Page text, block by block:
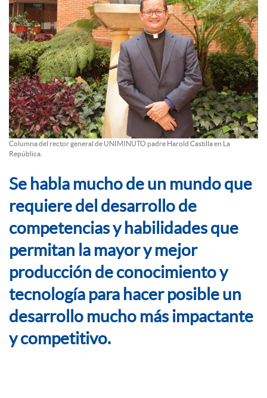
Columna del rector general de UNIMINUTO padre Harold Castilla en La
República.
Se habla mucho de un mundo que
requiere del desarrollo de
competencias y habilidades que
permitan la mayor y mejor
producción de conocimiento y
tecnología para hacer posible un
desarrollo mucho más impactante
y competitivo.